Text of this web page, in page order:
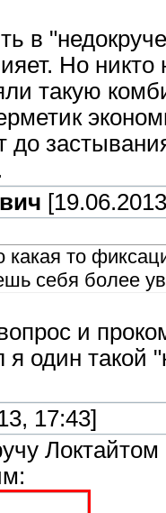
в
Но
такую
какая то
себя более
и
я один
17:43]